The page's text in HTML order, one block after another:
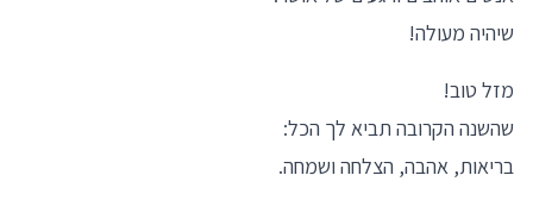
שיהיה מעולה!
מזל טוב!
שהשנה הקרובה תביא לך הכל:
בריאות, אהבה, הצלחה ושמחה.